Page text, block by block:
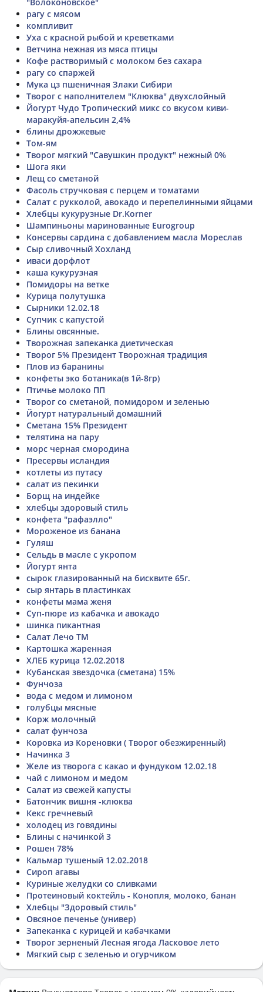
рагу с мясом
компливит
Уха с красной рыбой и креветками
Ветчина нежная из мяса птицы
Кофе растворимый с молоком без сахара
рагу со спаржей
Мука цз пшеничная Злаки Сибири
Творог с наполнителем "Клюква" двухслойный
Йогурт Чудо Тропический микс со вкусом киви-
маракуйя-апельсин 2,4%
блины дрожжевые
Том-ям
Творог мягкий "Савушкин продукт" нежный 0%
Шога яки
Лещ со сметаной
Фасоль стручковая с перцем и томатами
Салат с рукколой, авокадо и перепелинными яйцами
Хлебцы кукурузные Dr.Korner
Шампиньоны маринованные Eurogroup
Консервы сардина с добавлением масла Мореслав
Сыр сливочный Хохланд
иваси дорфлот
каша кукурузная
Помидоры на ветке
Курица полутушка
Сырники 12.02.18
Супчик с капустой
Блины овсянные.
Творожная запеканка диетическая
Творог 5% Президент Творожная традиция
Плов из баранины
конфеты эко ботаника(в 1й-8гр)
Птичье молоко ПП
Творог со сметаной, помидором и зеленью
Йогурт натуральный домашний
Сметана 15% Президент
телятина на пару
морс черная смородина
Пресервы исландия
котлеты из путасу
салат из пекинки
Борщ на индейке
хлебцы здоровый стиль
конфета "рафаэлло"
Мороженое из банана
Гуляш
Сельдь в масле с укропом
Йогурт янта
сырок глазированный на бисквите 65г.
сыр янтарь в пластинках
конфеты мама женя
Суп-пюре из кабачка и авокадо
шинка пикантная
Салат Лечо ТМ
Картошка жаренная
ХЛЕБ курица 12.02.2018
Кубанская звездочка (сметана) 15%
Фунчоза
вода с медом и лимоном
голубцы мясные
Корж молочный
салат фунчоза
Коровка из Кореновки ( Творог обезжиренный)
Начинка 3
Желе из творога с какао и фундуком 12.02.18
чай с лимоном и медом
Салат из свежей капусты
Батончик вишня -клюква
Кекс гречневый
холодец из говядины
Блины с начинкой 3
Рошен 78%
Кальмар тушеный 12.02.2018
Сироп агавы
Куриные желудки со сливками
Протеиновый коктейль - Конопля, молоко, банан
Хлебцы "Здоровый стиль"
Овсяное печенье (универ)
Запеканка с курицей и кабачками
Творог зерненый Лесная ягода Ласковое лето
Мягкий сыр с зеленью и огурчиком